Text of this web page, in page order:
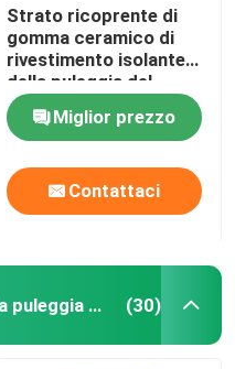
Strato ricoprente di
gomma ceramico di
rivestimento isolante
della puleggia del
trasportatore con lo
strato legante del Cn
Miglior prezzo
Contattaci
Rivestimento isolante della puleggia del trasportatore (30)